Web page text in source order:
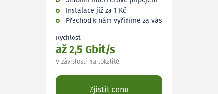
Instalace již za 1 Kč
Přechod k nám vyřídíme za vás
Rychlost
až 2,5 Gbit/s
V závislosti na lokalitě.
Zjistit cenu